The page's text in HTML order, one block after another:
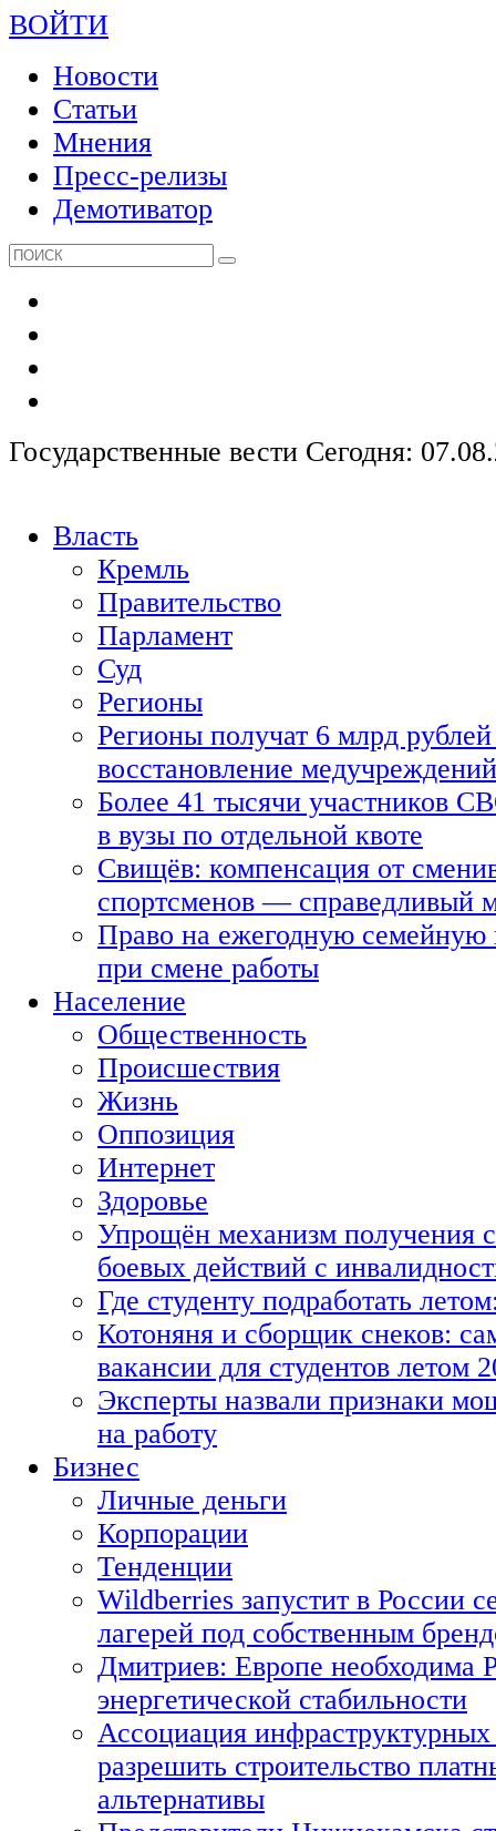
ВОЙТИ
Новости
Статьи
Мнения
Пресс-релизы
Демотиватор
Государственные вести Сегодня:
Власть
Кремль
Правительство
Парламент
Суд
Регионы
Регионы получат 6 млрд рублей
восстановление медучреждений
Более 41 тысячи участников
в вузы по отдельной квоте
Свищёв: компенсация от
спортсменов — справедливый
Право на ежегодную семейную
при смене работы
Население
Общественность
Происшествия
Жизнь
Оппозиция
Интернет
Здоровье
Упрощён механизм получения
боевых действий с
Где студенту подработать
Котоняня и сборщик снеков:
вакансии для студентов летом
Эксперты назвали признаки
на работу
Бизнес
Личные деньги
Корпорации
Тенденции
Wildberries запустит в России
лагерей под собственным
Дмитриев: Европе необходима
энергетической стабильности
Ассоциация
разрешить строительство
альтернативы